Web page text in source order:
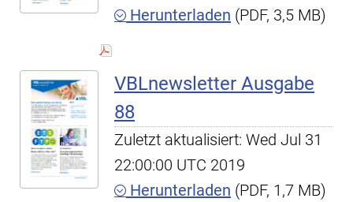
Herunterladen (PDF, 3,5 MB)
VBLnewsletter Ausgabe
88
Zuletzt aktualisiert: Wed Jul 31
22:00:00 UTC 2019
Herunterladen (PDF, 1,7 MB)